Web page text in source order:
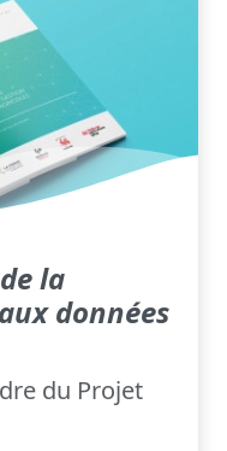
la
données
du Projet